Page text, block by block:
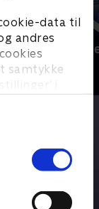
data til
andres
samtykke
i
Sport